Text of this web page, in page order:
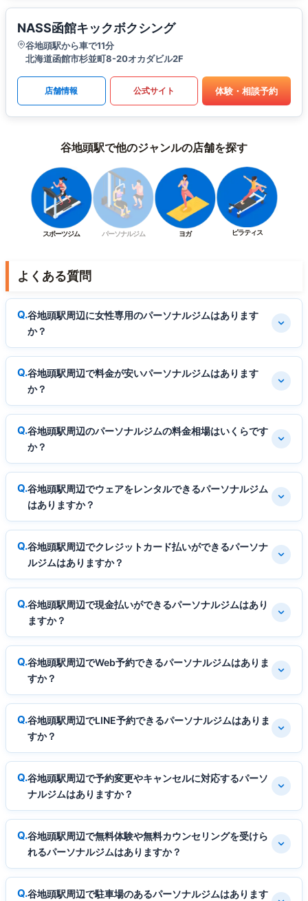
NASS函館キックボクシング
谷地頭駅から車で11分
北海道函館市杉並町8-20オカダビル2F
店舗情報 公式サイト 体験・相談予約
谷地頭駅で他のジャンルの店舗を探す
スポーツジム パーソナルジム ヨガ ピラティス
よくある質問
谷地頭駅周辺に女性専用のパーソナルジムはあります
か？
谷地頭駅周辺で料金が安いパーソナルジムはあります
か？
谷地頭駅周辺のパーソナルジムの料金相場はいくらです
か？
谷地頭駅周辺でウェアをレンタルできるパーソナルジム
はありますか？
谷地頭駅周辺でクレジットカード払いができるパーソナ
ルジムはありますか？
谷地頭駅周辺で現金払いができるパーソナルジムはあり
ますか？
谷地頭駅周辺でWeb予約できるパーソナルジムはありま
すか？
谷地頭駅周辺でLINE予約できるパーソナルジムはありま
すか？
谷地頭駅周辺で予約変更やキャンセルに対応するパーソ
ナルジムはありますか？
谷地頭駅周辺で無料体験や無料カウンセリングを受けら
れるパーソナルジムはありますか？
谷地頭駅周辺で駐車場のあるパーソナルジムはあります